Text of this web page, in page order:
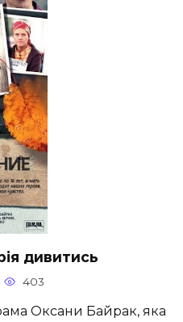
дивитись
403
Оксани Байрак, яка